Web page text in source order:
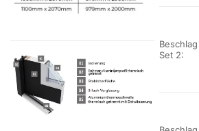
Beschlag
Set 2: